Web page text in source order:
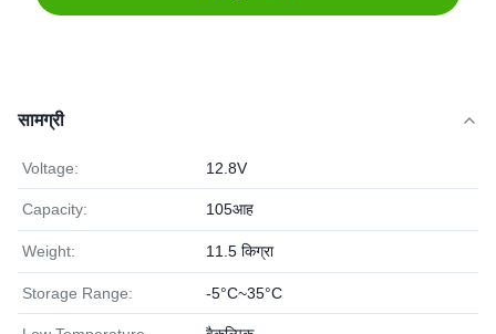
सामग्री
Voltage: 12.8V
Capacity: 105आह
Weight: 11.5 किग्रा
Storage Range: -5°C~35°C